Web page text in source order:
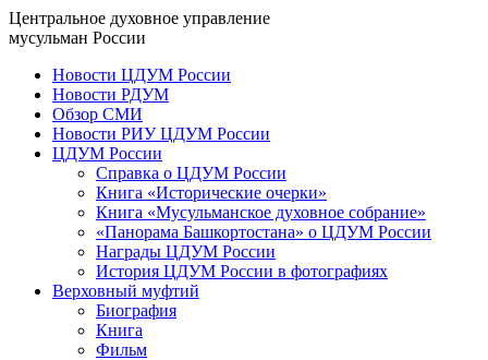
Центральное духовное управление
мусульман России
Новости ЦДУМ России
Новости РДУМ
Обзор СМИ
Новости РИУ ЦДУМ России
ЦДУМ России
Справка о ЦДУМ России
Книга «Исторические очерки»
Книга «Мусульманское духовное собрание»
«Панорама Башкортостана» о ЦДУМ России
Награды ЦДУМ России
История ЦДУМ России в фотографиях
Верховный муфтий
Биография
Книга
Фильм